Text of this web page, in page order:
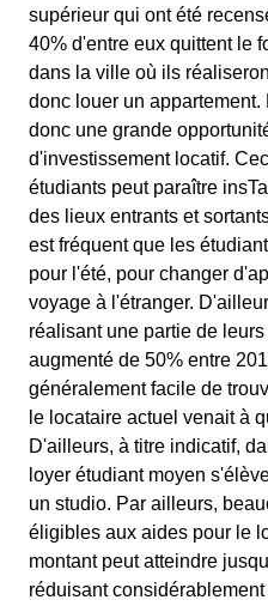
supérieur qui ont été
40% d'entre eux quittent le
dans la ville où ils
donc louer un
donc une grande
d'investissement locatif.
étudiants peut paraître
des lieux entrants et
est fréquent que les
pour l'été, pour changer
voyage à l'étranger.
réalisant une partie de
augmenté de 50% entre
généralement facile de
le locataire actuel venait à
D'ailleurs, à titre indicatif,
loyer étudiant moyen
un studio. Par ailleurs,
éligibles aux aides pour le
montant peut atteindre
réduisant